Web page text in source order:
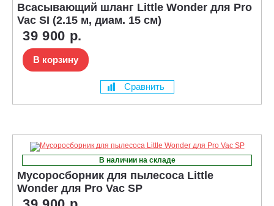
Всасывающий шланг Little Wonder для Pro
Vac SI (2.15 м, диам. 15 см)
39 900 р.
В корзину
Сравнить
В наличии на складе
Мусоросборник для пылесоса Little
Wonder для Pro Vac SP